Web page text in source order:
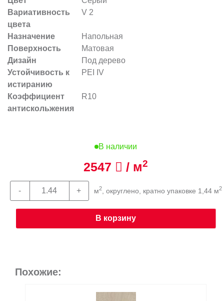
Вариативность
цвета
V 2
Назначение
Напольная
Поверхность
Матовая
Дизайн
Под дерево
Устойчивость к
истиранию
PEI IV
Коэффициент
антискольжения
R10
В наличии
2547 / м2
м2, округлено, кратно упаковке 1,44 м2
В корзину
Похожие: